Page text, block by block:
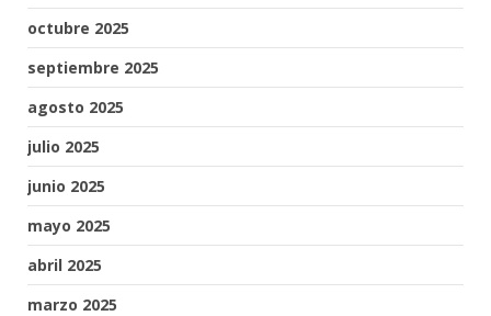
octubre 2025
septiembre 2025
agosto 2025
julio 2025
junio 2025
mayo 2025
abril 2025
marzo 2025